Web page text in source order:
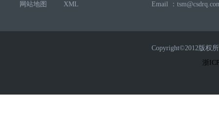
网站地图
XML
Email ：
Copyright©2012版权
浙